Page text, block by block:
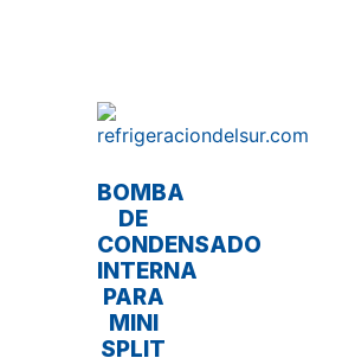
BOMBA
DE
CONDENSADO
INTERNA
PARA
MINI
SPLIT